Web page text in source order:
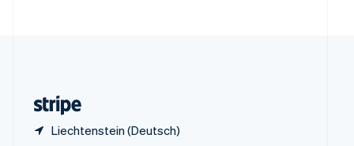
Liechtenstein (Deutsch)